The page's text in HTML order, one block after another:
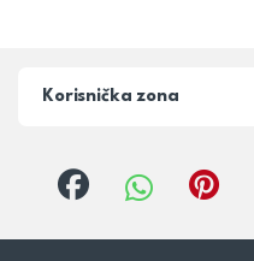
Korisnička zona